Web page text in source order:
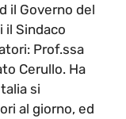
il Governo del
il Sindaco
Prof.ssa
Cerullo. Ha
si
al giorno, ed